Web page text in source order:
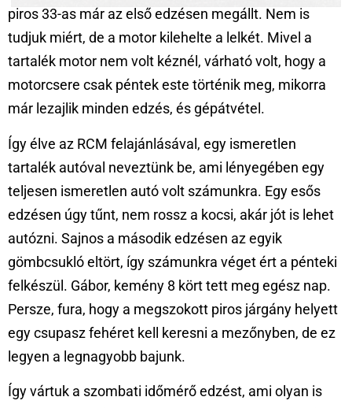
piros 33-as már az első edzésen megállt. Nem is
tudjuk miért, de a motor kilehelte a lelkét. Mivel a
tartalék motor nem volt kéznél, várható volt, hogy a
motorcsere csak péntek este történik meg, mikorra
már lezajlik minden edzés, és gépátvétel.
Így élve az RCM felajánlásával, egy ismeretlen
tartalék autóval neveztünk be, ami lényegében egy
teljesen ismeretlen autó volt számunkra. Egy esős
edzésen úgy tűnt, nem rossz a kocsi, akár jót is lehet
autózni. Sajnos a második edzésen az egyik
gömbcsukló eltört, így számunkra véget ért a pénteki
felkészül. Gábor, kemény 8 kört tett meg egész nap.
Persze, fura, hogy a megszokott piros járgány helyett
egy csupasz fehéret kell keresni a mezőnyben, de ez
legyen a legnagyobb bajunk.
Így vártuk a szombati időmérő edzést, ami olyan is